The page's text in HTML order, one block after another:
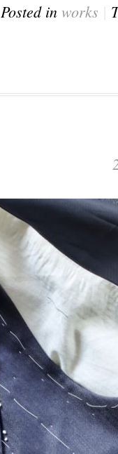
Posted in works